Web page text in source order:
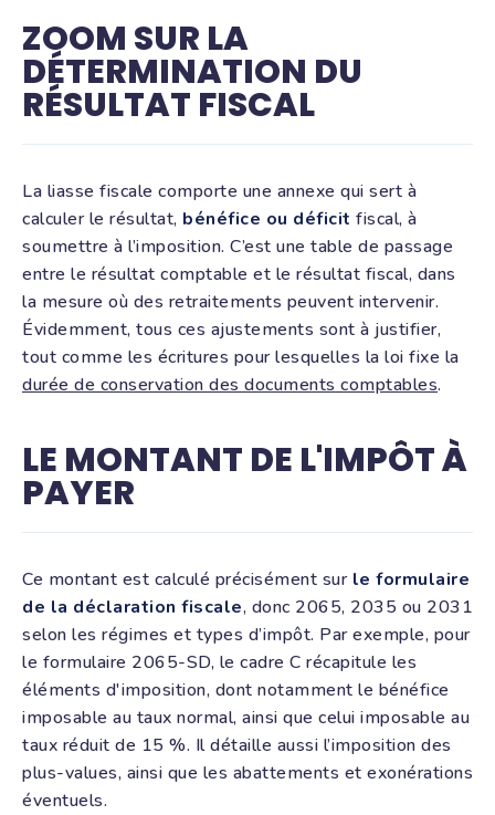
ZOOM SUR LA
DÉTERMINATION DU
RÉSULTAT FISCAL
La liasse fiscale comporte une annexe qui sert à
calculer le résultat, bénéfice ou déficit fiscal, à
soumettre à l’imposition. C’est une table de passage
entre le résultat comptable et le résultat fiscal, dans
la mesure où des retraitements peuvent intervenir.
Évidemment, tous ces ajustements sont à justifier,
tout comme les écritures pour lesquelles la loi fixe la
durée de conservation des documents comptables.
LE MONTANT DE L'IMPÔT À
PAYER
Ce montant est calculé précisément sur le formulaire
de la déclaration fiscale, donc 2065, 2035 ou 2031
selon les régimes et types d’impôt. Par exemple, pour
le formulaire 2065-SD, le cadre C récapitule les
éléments d'imposition, dont notamment le bénéfice
imposable au taux normal, ainsi que celui imposable au
taux réduit de 15 %. Il détaille aussi l’imposition des
plus-values, ainsi que les abattements et exonérations
éventuels.